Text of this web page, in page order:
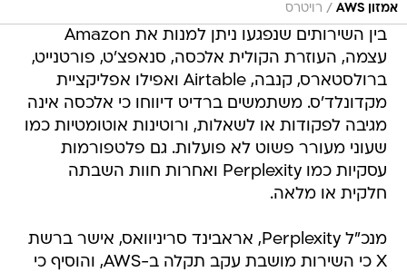
אמזון AWS / רויטרס
בין השירותים שנפגעו ניתן למנות את Amazon
עצמה, העוזרת הקולית אלכסה, סנאפצ'ט, פורטנייט,
ברולסטארס, קנבה, Airtable ואפילו אפליקציית
מקדונלד'ס. משתמשים ברדיט דיווחו כי אלכסה אינה
מגיבה לפקודות או לשאלות, ורוטינות אוטומטיות כמו
שעוני מעורר פשוט לא פועלות. גם פלטפורמות
עסקיות כמו Perplexity ואחרות חוות השבתה
חלקית או מלאה.
מנכ"ל Perplexity, אראבינד סריניוואס, אישר ברשת
X כי השירות מושבת עקב תקלה ב-AWS, והוסיף כי